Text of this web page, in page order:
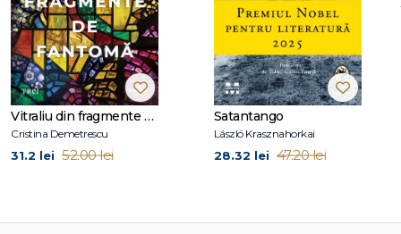
Vitraliu din fragmente de fantomă
Cristina Demetrescu
31.2 lei 52.00 lei
Satantango
László Krasznahorkai
28.32 lei 47.20 lei